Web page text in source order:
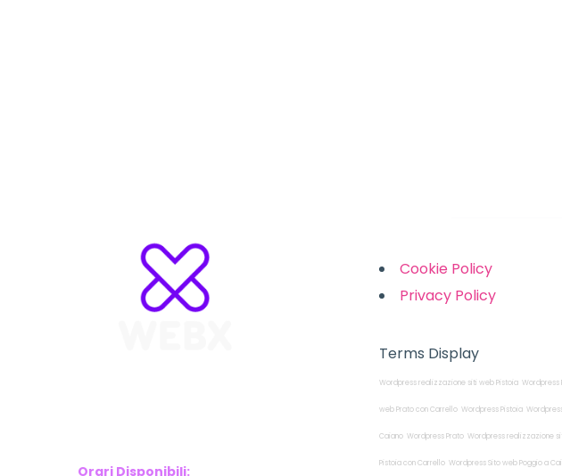
Orari Disponibili:
Cookie Policy
Privacy Policy
Terms Display
Wordpress realizzazione siti web Pistoia Wordpress
web Prato con Carrello Wordpress Pistoia
Caiano Wordpress Prato Wordpress realizzazione
Pistoia con Carrello Wordpress Sito web Poggio a